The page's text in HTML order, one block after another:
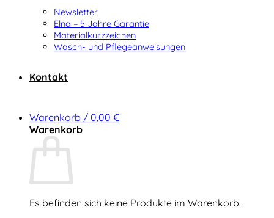
Newsletter
Elna – 5 Jahre Garantie
Materialkurzzeichen
Wasch- und Pflegeanweisungen
Kontakt
Warenkorb / 0,00 €
Warenkorb
Es befinden sich keine Produkte im Warenkorb.